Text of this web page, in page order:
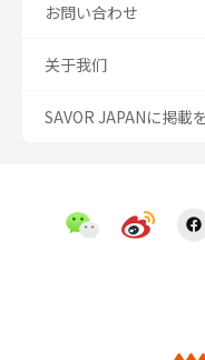
お問い合わせ
关于我们
SAVOR JAPANに掲載